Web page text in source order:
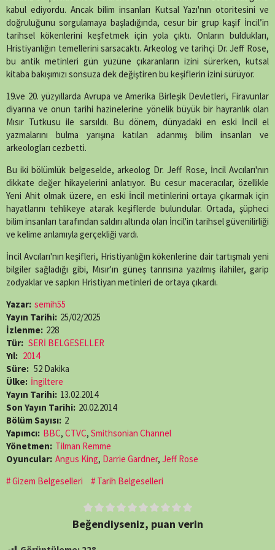
kabul ediyordu. Ancak bilim insanları Kutsal Yazı'nın otoritesini ve
doğruluğunu sorgulamaya başladığında, cesur bir grup kaşif İncil’in
tarihsel kökenlerini keşfetmek için yola çıktı. Onların buldukları,
Hristiyanlığın temellerini sarsacaktı. Arkeolog ve tarihçi Dr. Jeff Rose,
bu antik metinleri gün yüzüne çıkaranların izini sürerken, kutsal
kitaba bakışımızı sonsuza dek değiştiren bu keşiflerin izini sürüyor.
19.ve 20. yüzyıllarda Avrupa ve Amerika Birleşik Devletleri, Firavunlar
diyarına ve onun tarihi hazinelerine yönelik büyük bir hayranlık olan
Mısır Tutkusu ile sarsıldı. Bu dönem, dünyadaki en eski İncil el
yazmalarını bulma yarışına katılan adanmış bilim insanları ve
arkeologları cezbetti.
Bu iki bölümlük belgeselde, arkeolog Dr. Jeff Rose, İncil Avcıları'nın
dikkate değer hikayelerini anlatıyor. Bu cesur maceracılar, özellikle
Yeni Ahit olmak üzere, en eski İncil metinlerini ortaya çıkarmak için
hayatlarını tehlikeye atarak keşiflerde bulundular. Ortada, şüpheci
bilim insanları tarafından saldırı altında olan İncil'in tarihsel güvenilirliği
ve kelime anlamıyla gerçekliği vardı.
İncil Avcıları'nın keşifleri, Hristiyanlığın kökenlerine dair tartışmalı yeni
bilgiler sağladığı gibi, Mısır'ın güneş tanrısına yazılmış ilahiler, garip
zodyaklar ve sapkın Hristiyan metinleri de ortaya çıkardı.
Yazar: semih55
Yayın Tarihi: 25/02/2025
İzlenme: 228
Tür: SERİ BELGESELLER
Yıl: 2014
Süre: 52 Dakika
Ülke: İngiltere
Yayın Tarihi: 13.02.2014
Son Yayın Tarihi: 20.02.2014
Bölüm Sayısı: 2
Yapımcı: BBC, CTVC, Smithsonian Channel
Yönetmen: Tilman Remme
Oyuncular: Angus King, Darrie Gardner, Jeff Rose
Gizem Belgeselleri
Tarih Belgeselleri
Beğendiyseniz, puan verin